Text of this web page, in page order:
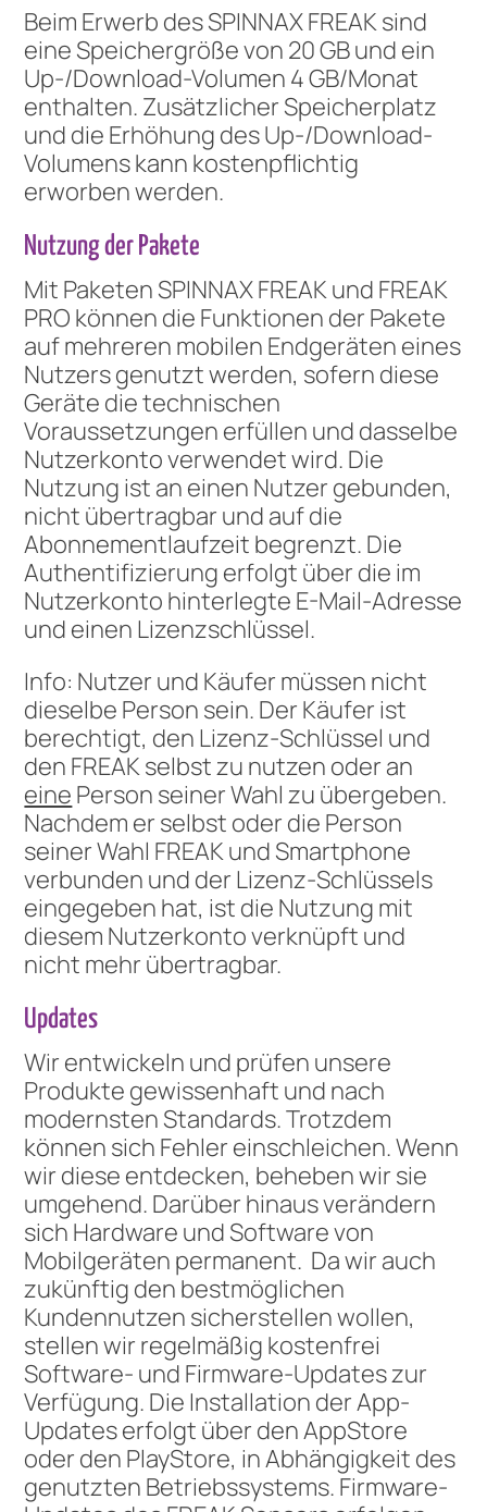
Beim Erwerb des SPINNAX FREAK sind
eine Speichergröße von 20 GB und ein
Up-/Download-Volumen 4 GB/Monat
enthalten. Zusätzlicher Speicherplatz
und die Erhöhung des Up-/Download-
Volumens kann kostenpflichtig
erworben werden.
Nutzung der Pakete
Mit Paketen SPINNAX FREAK und FREAK
PRO können die Funktionen der Pakete
auf mehreren mobilen Endgeräten eines
Nutzers genutzt werden, sofern diese
Geräte die technischen
Voraussetzungen erfüllen und dasselbe
Nutzerkonto verwendet wird. Die
Nutzung ist an einen Nutzer gebunden,
nicht übertragbar und auf die
Abonnementlaufzeit begrenzt. Die
Authentifizierung erfolgt über die im
Nutzerkonto hinterlegte E-Mail-Adresse
und einen Lizenzschlüssel.
Info: Nutzer und Käufer müssen nicht
dieselbe Person sein. Der Käufer ist
berechtigt, den Lizenz-Schlüssel und
den FREAK selbst zu nutzen oder an
eine Person seiner Wahl zu übergeben.
Nachdem er selbst oder die Person
seiner Wahl FREAK und Smartphone
verbunden und der Lizenz-Schlüssels
eingegeben hat, ist die Nutzung mit
diesem Nutzerkonto verknüpft und
nicht mehr übertragbar.
Updates
Wir entwickeln und prüfen unsere
Produkte gewissenhaft und nach
modernsten Standards. Trotzdem
können sich Fehler einschleichen. Wenn
wir diese entdecken, beheben wir sie
umgehend. Darüber hinaus verändern
sich Hardware und Software von
Mobilgeräten permanent. Da wir auch
zukünftig den bestmöglichen
Kundennutzen sicherstellen wollen,
stellen wir regelmäßig kostenfrei
Software- und Firmware-Updates zur
Verfügung. Die Installation der App-
Updates erfolgt über den AppStore
oder den PlayStore, in Abhängigkeit des
genutzten Betriebssystems. Firmware-